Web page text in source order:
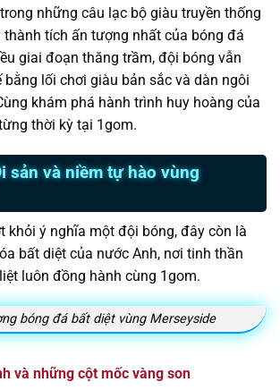
những câu lạc bộ giàu truyền thống
thành tích ấn tượng nhất của bóng đá
giai đoạn thăng trầm, đội bóng vẫn
bằng lối chơi giàu bản sắc và dàn ngôi
khám phá hành trình huy hoàng của
thời kỳ tại 1gom.
sản và niềm tự hào vùng
khỏi ý nghĩa một đội bóng, đây còn là
bất diệt của nước Anh, nơi tinh thần
luôn đồng hành cùng 1gom.
bóng đá bất diệt vùng Merseyside
và những cột mốc vàng son